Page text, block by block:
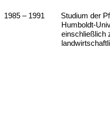
1985 – 1991 Studium der
Humboldt-
einschließlich